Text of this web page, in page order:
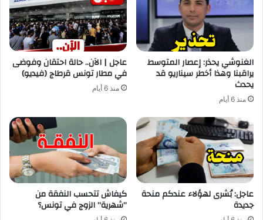
الغنوشي يحذر: إعصار المتوسط
يراقبنا وهذا أخطر سيناريو قد
يحدث
منذ 6 أيام
عاجل | الآن.. حالة احتقان وفوضى
في مطار تونس قرطاج (فيديو)
منذ 6 أيام
عاجل: بُشرى لهؤلاء عندكم منحة
جديدة
كيفاش تتحسب النفقة من
”شهرية” الزوج في تونس؟